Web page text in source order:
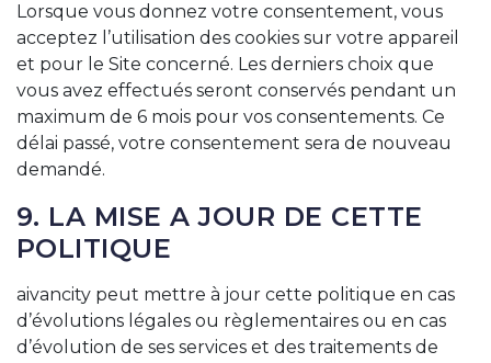
Lorsque vous donnez votre consentement, vous
acceptez l’utilisation des cookies sur votre appareil
et pour le Site concerné. Les derniers choix que
vous avez effectués seront conservés pendant un
maximum de 6 mois pour vos consentements. Ce
délai passé, votre consentement sera de nouveau
demandé.
9. LA MISE A JOUR DE CETTE
POLITIQUE
aivancity peut mettre à jour cette politique en cas
d’évolutions légales ou règlementaires ou en cas
d’évolution de ses services et des traitements de